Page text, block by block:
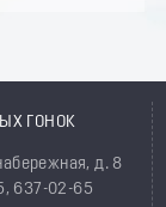
ГОНОК
д. 8
637-02-65